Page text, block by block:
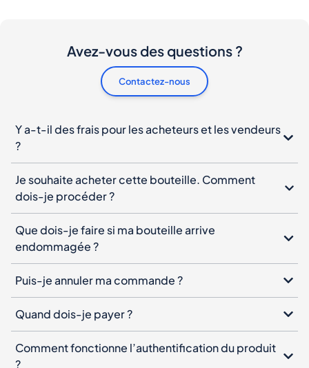
Avez-vous des questions ?
Contactez-nous
Y a-t-il des frais pour les acheteurs et les vendeurs
?
Je souhaite acheter cette bouteille. Comment
dois-je procéder ?
Que dois-je faire si ma bouteille arrive
endommagée ?
Puis-je annuler ma commande ?
Quand dois-je payer ?
Comment fonctionne l’authentification du produit
?